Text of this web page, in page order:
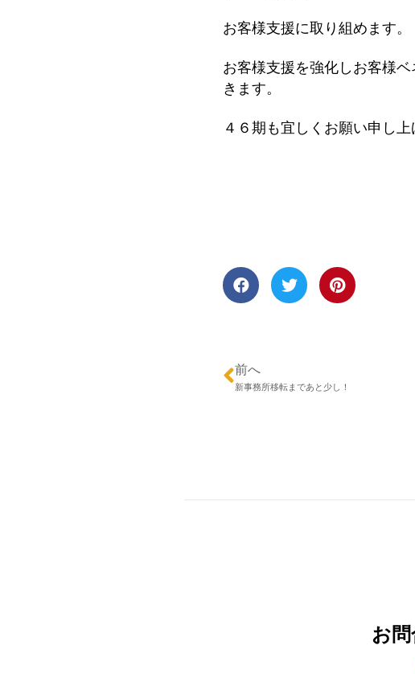
お客様支援に取り組めます。
お客様支援を強化しお客様
きます。
４６期も宜しくお願い申し上
前へ
新事務所移転まであと少し！
お